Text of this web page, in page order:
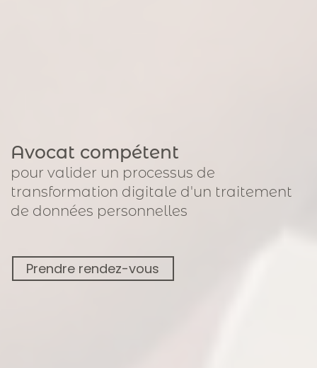
Avocat compétent
pour valider un processus de
transformation digitale d'un traitement
de données personnelles
Prendre rendez-vous